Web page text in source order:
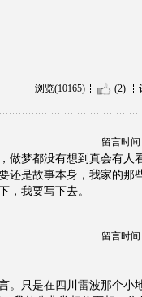
浏览(10165) (2)
留言时间
做梦都没有想到真会有人
还是故事本身，我家的那
，我要写下去。
留言时间
。只是在四川雷波那个小